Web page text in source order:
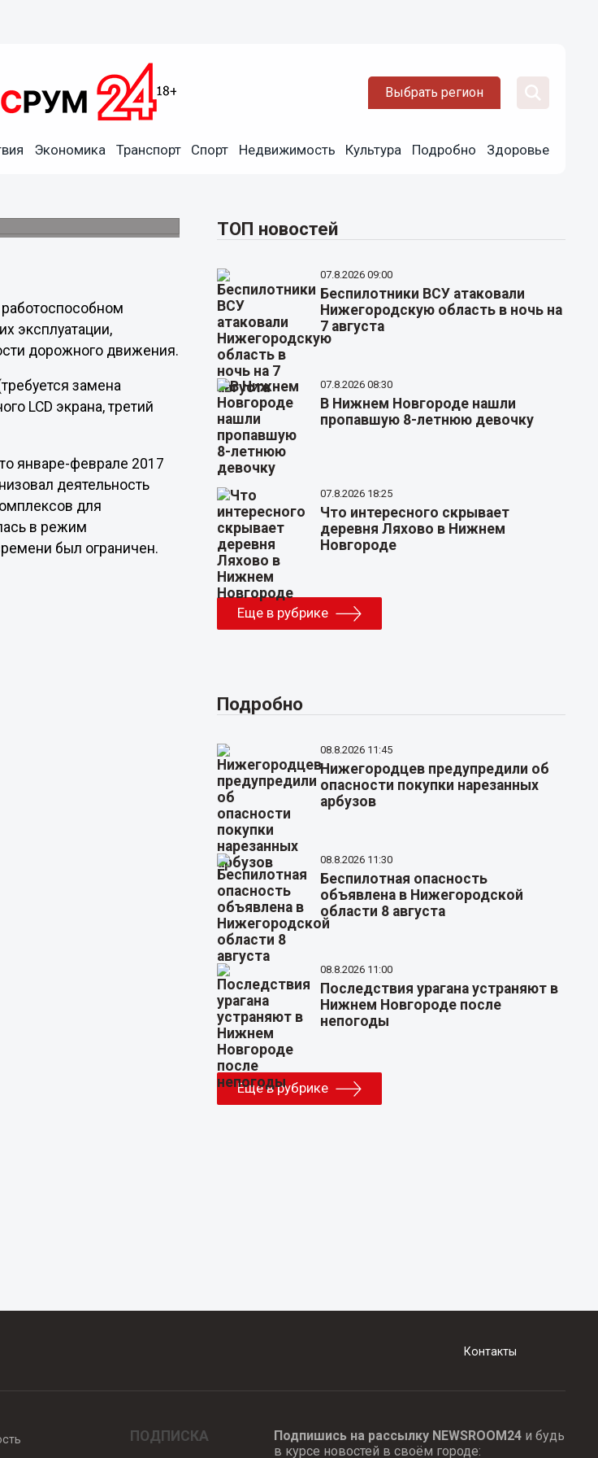
Выбрать регион
Экономика Транспорт Спорт Недвижимость Культура Подробно Здоровье
эксплуатации,
дорожного движения.
замена
LCD экрана, третий
январе-феврале 2017
деятельность
для
в режим
был ограничен.
ТОП новостей
07.8.2026 09:00
Беспилотники ВСУ атаковали
Нижегородскую область в ночь на
7 августа
07.8.2026 08:30
В Нижнем Новгороде нашли
пропавшую 8-летнюю девочку
07.8.2026 18:25
Что интересного скрывает
деревня Ляхово в Нижнем
Новгороде
Еще в рубрике
Подробно
08.8.2026 11:45
Нижегородцев предупредили об
опасности покупки нарезанных
арбузов
08.8.2026 11:30
Беспилотная опасность
объявлена в Нижегородской
области 8 августа
08.8.2026 11:00
Последствия урагана устраняют в
Нижнем Новгороде после
непогоды
Еще в рубрике
Контакты
ПОДПИСКА Подпишись на рассылку NEWSROOM24и будь
в курсе новостей в своём городе: